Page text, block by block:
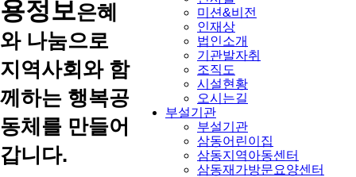
미션&비전
인재상
법인소개
기관발자취
조직도
시설현황
오시는길
부설기관
부설기관
삼동어린이집
삼동지역아동센터
삼동재가방문요양센터
용정보은혜
와 나눔으로
지역사회와 함
께하는 행복공
동체를 만들어
갑니다.